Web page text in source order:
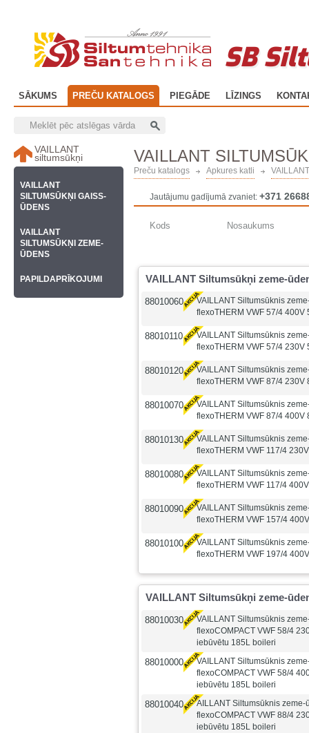
SB
SĀKUMS PREČU KATALOGS PIEGĀDE LĪZINGS
VAILLANT
Preču katalogs Apkures katli
Jautājumu gadījumā zvaniet: +371
Kods Nosaukums
VAILLANT Siltumsūkņi zeme-
88010060
VAILLANT Siltumsūknis
flexoTHERM VWF 57/4 400V
88010110
VAILLANT Siltumsūknis
flexoTHERM VWF 57/4 230V
88010120
VAILLANT Siltumsūknis
flexoTHERM VWF 87/4 230V
88010070
VAILLANT Siltumsūknis
flexoTHERM VWF 87/4 400V
88010130
VAILLANT Siltumsūknis
flexoTHERM VWF 117/4
88010080
VAILLANT Siltumsūknis
flexoTHERM VWF 117/4
88010090
VAILLANT Siltumsūknis
flexoTHERM VWF 157/4
88010100
VAILLANT Siltumsūknis
flexoTHERM VWF 197/4
VAILLANT Siltumsūkņi zeme-
88010030
VAILLANT Siltumsūknis
flexoCOMPACT VWF 58/4
iebūvētu 185L boileri
88010000
VAILLANT Siltumsūknis
flexoCOMPACT VWF 58/4
iebūvētu 185L boileri
88010040
AILLANT Siltumsūknis zeme-
flexoCOMPACT VWF 88/4
iebūvētu 185L boileri
VAILLANT
siltumsūkņi
VAILLANT
SILTUMSŪKŅI GAISS-
ŪDENS
VAILLANT
SILTUMSŪKŅI ZEME-
ŪDENS
PAPILDAPRĪKOJUMI